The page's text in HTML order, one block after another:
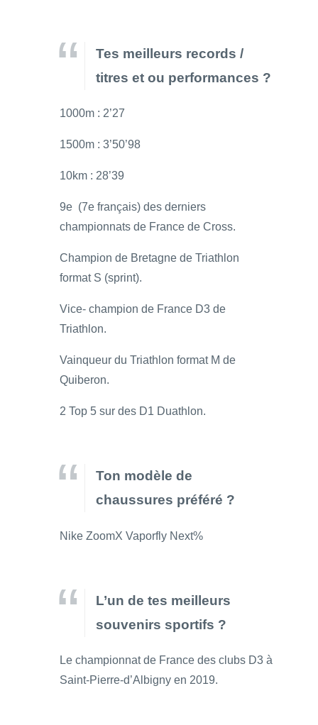
Tes meilleurs records /
titres et ou performances ?
1000m : 2’27
1500m : 3’50’98
10km : 28’39
9e (7e français) des derniers
championnats de France de Cross.
Champion de Bretagne de Triathlon
format S (sprint).
Vice- champion de France D3 de
Triathlon.
Vainqueur du Triathlon format M de
Quiberon.
2 Top 5 sur des D1 Duathlon.
Ton modèle de
chaussures préféré ?
Nike ZoomX Vaporfly Next%
L’un de tes meilleurs
souvenirs sportifs ?
Le championnat de France des clubs D3 à
Saint-Pierre-d’Albigny en 2019.